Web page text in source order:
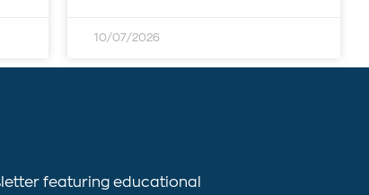
10/07/2026
featuring educational